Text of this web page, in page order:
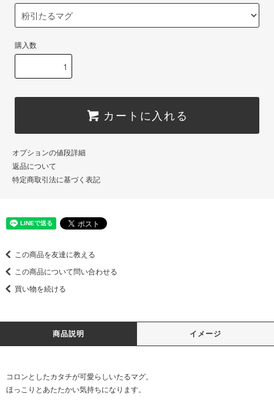
購入数
カートに入れる
オプションの値段詳細
返品について
特定商取引法に基づく表記
この商品を友達に教える
この商品について問い合わせる
買い物を続ける
商品説明 イメージ
コロンとしたカタチが可愛らしいたるマグ。
ほっこりとあたたかい気持ちになります。